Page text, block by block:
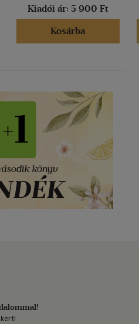
Kiadói ár: 5 900 Ft
Kosárba